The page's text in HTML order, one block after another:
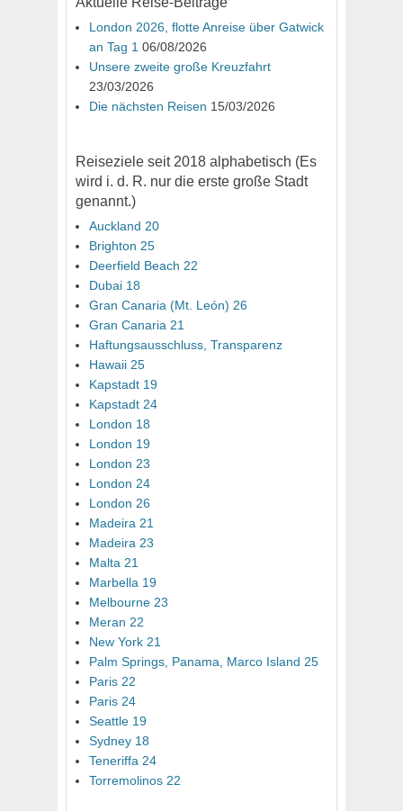
London 2026, flotte Anreise über Gatwick
an Tag 1 06/08/2026
Unsere zweite große Kreuzfahrt
23/03/2026
Die nächsten Reisen 15/03/2026
Reiseziele seit 2018 alphabetisch (Es
wird i. d. R. nur die erste große Stadt
genannt.)
Auckland 20
Brighton 25
Deerfield Beach 22
Dubai 18
Gran Canaria (Mt. León) 26
Gran Canaria 21
Haftungsausschluss, Transparenz
Hawaii 25
Kapstadt 19
Kapstadt 24
London 18
London 19
London 23
London 24
London 26
Madeira 21
Madeira 23
Malta 21
Marbella 19
Melbourne 23
Meran 22
New York 21
Palm Springs, Panama, Marco Island 25
Paris 22
Paris 24
Seattle 19
Sydney 18
Teneriffa 24
Torremolinos 22